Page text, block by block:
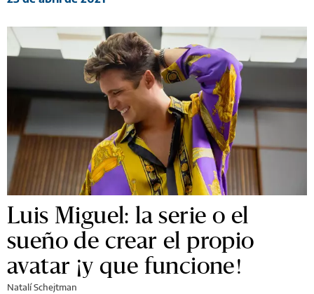
Luis Miguel: la serie o el
sueño de crear el propio
avatar ¡y que funcione!
Natalí Schejtman